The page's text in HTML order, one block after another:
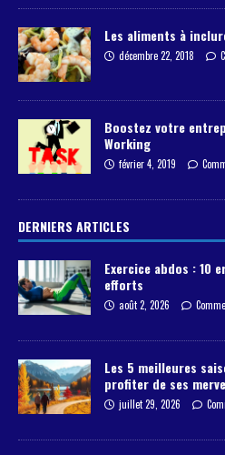
Les aliments à
décembre 22, 2018
Boostez votre
Working
février 4, 2019
DERNIERS ARTICLES
Exercice abdos : 10
efforts
août 2, 2026
Les 5 meilleures
profiter de ses
juillet 29, 2026